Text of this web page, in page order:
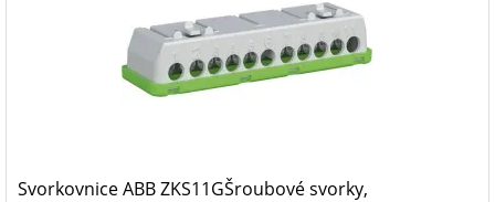
Svorkovnice ABB ZKS11GŠroubové svorky,